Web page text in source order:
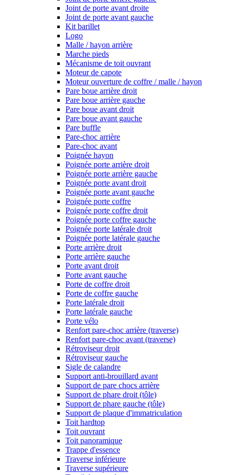
Joint de porte avant droite
Joint de porte avant gauche
Kit barillet
Logo
Malle / hayon arrière
Marche pieds
Mécanisme de toit ouvrant
Moteur de capote
Moteur ouverture de coffre / malle / hayon
Pare boue arrière droit
Pare boue arrière gauche
Pare boue avant droit
Pare boue avant gauche
Pare buffle
Pare-choc arrière
Pare-choc avant
Poignée hayon
Poignée porte arrière droit
Poignée porte arrière gauche
Poignée porte avant droit
Poignée porte avant gauche
Poignée porte coffre
Poignée porte coffre droit
Poignée porte coffre gauche
Poignée porte latérale droit
Poignée porte latérale gauche
Porte arrière droit
Porte arrière gauche
Porte avant droit
Porte avant gauche
Porte de coffre droit
Porte de coffre gauche
Porte latérale droit
Porte latérale gauche
Porte vélo
Renfort pare-choc arrière (traverse)
Renfort pare-choc avant (traverse)
Rétroviseur droit
Rétroviseur gauche
Sigle de calandre
Support anti-brouillard avant
Support de pare chocs arrière
Support de phare droit (tôle)
Support de phare gauche (tôle)
Support de plaque d'immatriculation
Toit hardtop
Toit ouvrant
Toit panoramique
Trappe d'essence
Traverse inférieure
Traverse supérieure